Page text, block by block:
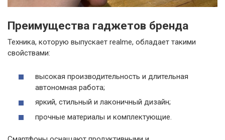
Преимущества гаджетов бренда
Техника, которую выпускает realme, обладает такими
свойствами:
высокая производительность и длительная
автономная работа;
яркий, стильный и лаконичный дизайн;
прочные материалы и комплектующие.